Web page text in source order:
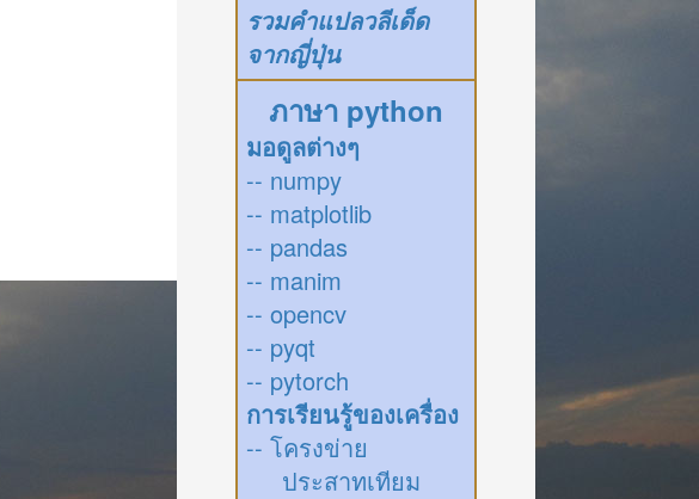
รวมคำแปลวลีเด็ด
จากญี่ปุ่น
ภาษา python
มอดูลต่างๆ
-- numpy
-- matplotlib
-- pandas
-- manim
-- opencv
-- pyqt
-- pytorch
การเรียนรู้ของเครื่อง
-- โครงข่าย
ประสาทเทียม